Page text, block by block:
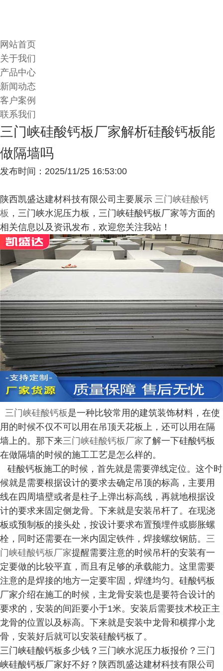
网站首页
关于我们
产品中心
新闻动态
客户案例
联系我们
三门峡硅酸钙板厂家解析硅酸钙板能
做隔墙吗
发布时间：2025/11/25 16:53:00
陕西凯盛达建材科技有限公司主要展示 三门峡硅酸钙
板 ，三门峡水泥压力板，三门峡硅酸钙板厂家等方面的
相关信息以及资讯发布，欢迎您关注我站！
三门峡硅酸钙板是一种比较常用的建筑装饰材料，在使
用的时候不仅不可以用在吊顶天花板上，还可以用在隔
墙上的。那下来三门峡硅酸钙板厂家了解一下硅酸钙板
在做隔墙的时候的施工工艺是怎么样的。
硅酸钙板施工的时候，首先就是需要弹线定位。这个时
候就是需要根据设计的要求去确定吊顶的标高，主要用
线在四周墙壁或者是柱子上弹出标高线，再就地根据设
计的要求来固定侧龙骨。下来就是安装吊杆了。在现浇
板或预制板的接头处，按设计要求布置预埋件或膨胀螺
栓，同时还需要在一米内固定铁件，焊接螺纹钢筋。 三
门峡硅酸钙板厂家提醒需要注意的时候吊杆的安装有一
定要做的比较平直，而且有足够的承载能力。这里需要
注意的是焊接的地方一定要牢固，焊缝均匀。硅酸钙板
厂家介绍在施工的时候，主龙骨安装也是要符合设计的
要求的，安装的间距要小于1米。安装后需要技术校正主
龙骨的位置以及标高。下来就是安装中龙骨和横撑小龙
骨，安装好后就可以安装硅酸钙板了。
三门峡硅酸钙板多少钱？三门峡水泥压力板报价？三门
峡硅酸钙板厂家好不好？陕西凯盛达建材科技有限公司